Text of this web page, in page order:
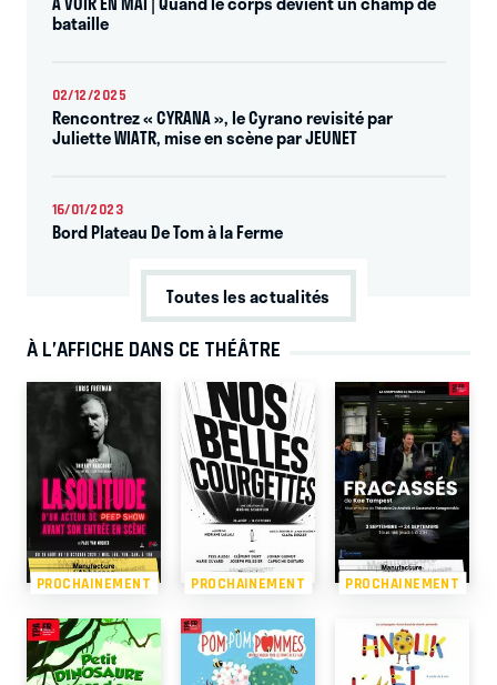
bataille
02/12/2025
Rencontrez « CYRANA », le Cyrano revisité par
Juliette WIATR, mise en scène par JEUNET
16/01/2023
Bord Plateau De Tom à la Ferme
Toutes les actualités
À L’AFFICHE DANS CE THÉÂTRE
PROCHAINEMENT PROCHAINEMENT PROCHAINEMENT